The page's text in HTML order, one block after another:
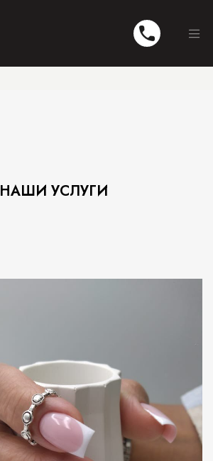
НАШИ УСЛУГИ